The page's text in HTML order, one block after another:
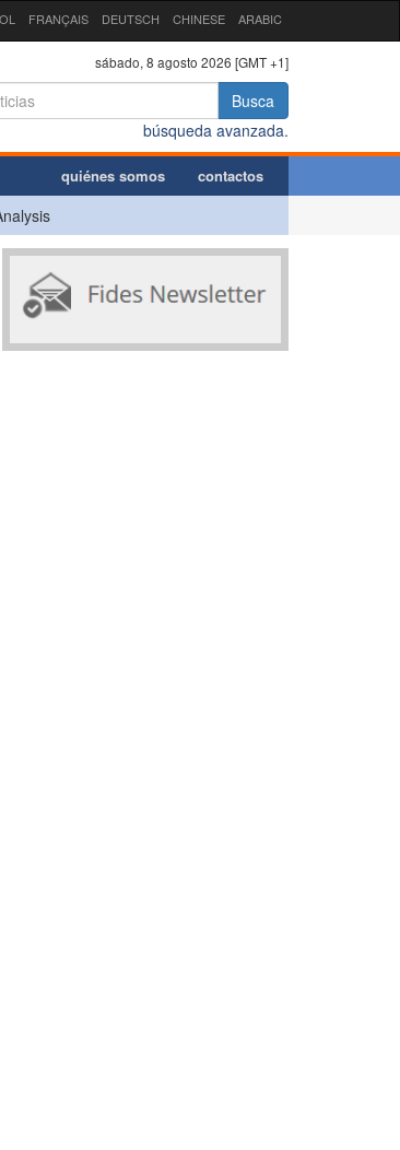
FRANÇAIS DEUTSCH CHINESE ARABIC
sábado, 8 agosto 2026 [GMT +1]
Busca
búsqueda avanzada.
quiénes somos contactos